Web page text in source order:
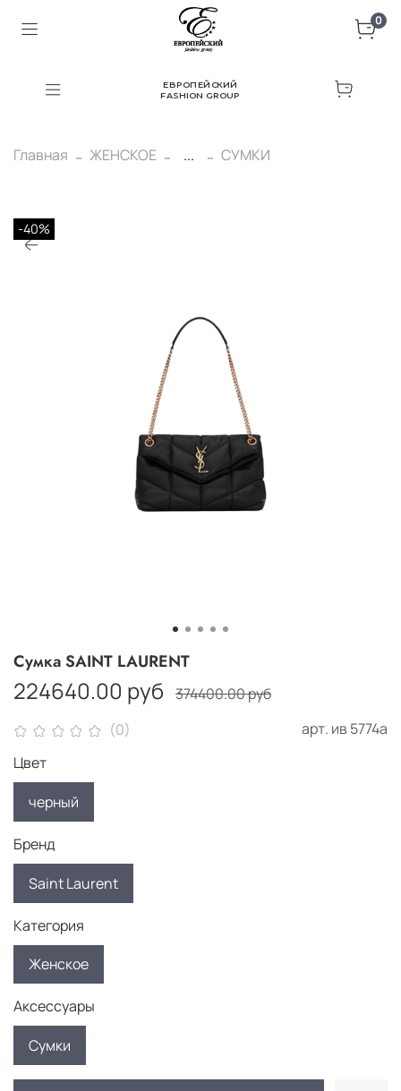
0
ЕВРОПЕЙСКИЙ
FASHION GROUP
Главная ЖЕНСКОЕ ... СУМКИ
-40%
(0) арт. ив 5774а
Сумка SAINT LAURENT
224640.00 руб 374400.00 руб
Цвет
черный
Бренд
Saint Laurent
Категория
Женское
Аксессуары
Сумки